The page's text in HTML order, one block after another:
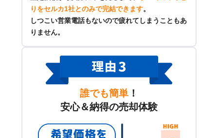
りをセルカ1社とのみで完結できます。
しつこい営業電話もないので疲れてしまうこともあ
りません。
誰でも簡単 ！
安心＆納得の売却体験